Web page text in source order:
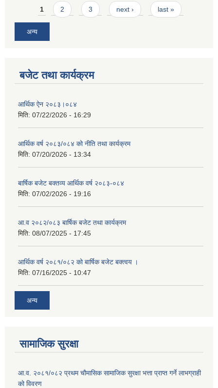
Pages
1 2 3 next › last »
अन्य
बजेट तथा कार्यक्रम
आर्थिक ऐन २०८३।०८४
मिति: 07/22/2026 - 16:29
आर्थिक वर्ष २०८३/०८४ को नीति तथा कार्यक्रम
मिति: 07/20/2026 - 13:34
बार्षिक बजेट बक्तव्य आर्थिक वर्ष २०८३-०८४
मिति: 07/02/2026 - 19:16
आ.व २०८२/०८३ बार्षिक बजेट तथा कार्यक्रम
मिति: 08/07/2025 - 17:45
आर्थिक वर्ष २०८१/०८२ को बार्षिक बजेट बक्त्वय ।
मिति: 07/16/2025 - 10:47
अन्य
सामाजिक सुरक्षा
आ.व. २०८१/०८२ प्रथम चौमासिक सामाजिक सुरक्षा भत्ता प्राप्त गर्ने लाभग्राही
को विवरण